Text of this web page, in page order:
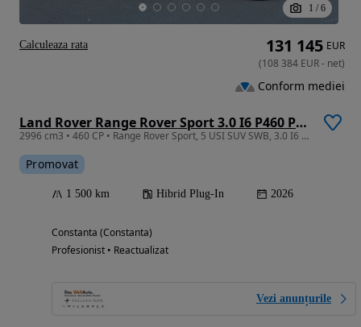
1 / 6
Land Rover Range Rover Sport 3.0 I6 P460 PHEV Dynamic HSE
2996 cm3 • 460 CP • Range Rover Sport, 5 USI SUV SWB, 3.0 I6 PHEV 460CP AWD Auto, Dynamic
Promovat
1 500 km Hibrid Plug-In 2026
Constanta (Constanta)
Profesionist • Reactualizat
Vezi anunțurile
131 145 EUR
(108 384 EUR- net)
Conform mediei
Calculeaza rata